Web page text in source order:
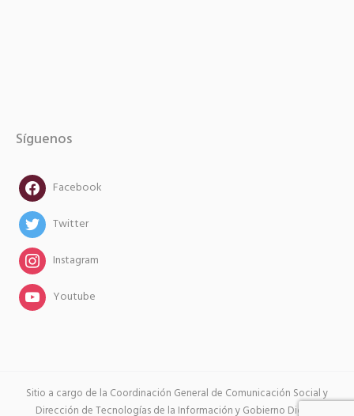
Síguenos
facebookFacebook
twitterTwitter
instagramInstagram
instagramYoutube
Sitio a cargo de la Coordinación General de Comunicación Social y
Dirección de Tecnologías de la Información y Gobierno Digital.